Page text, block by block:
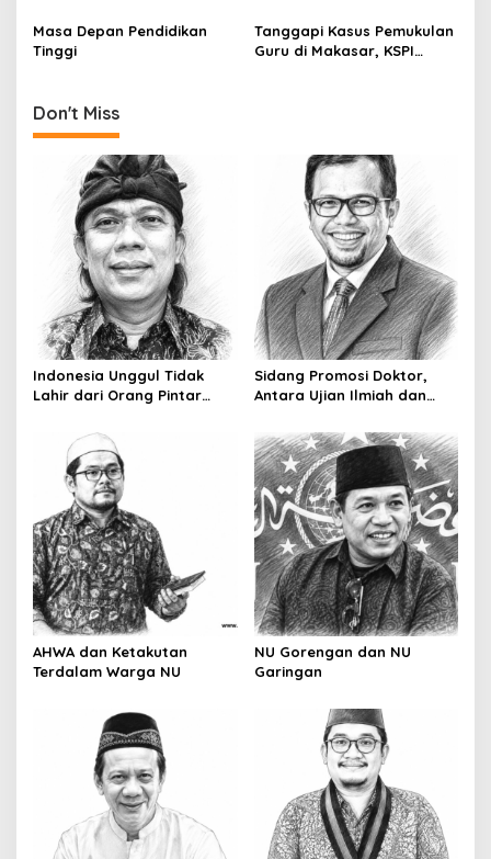
o
Masa Depan Pendidikan
Tinggi
Tanggapi Kasus Pemukulan
Guru di Makasar, KSPI
Don't Miss
Indonesia Unggul Tidak
Lahir dari Orang Pintar
Sidang Promosi Doktor,
Antara Ujian Ilmiah dan
AHWA dan Ketakutan
Terdalam Warga NU
NU Gorengan dan NU
Garingan